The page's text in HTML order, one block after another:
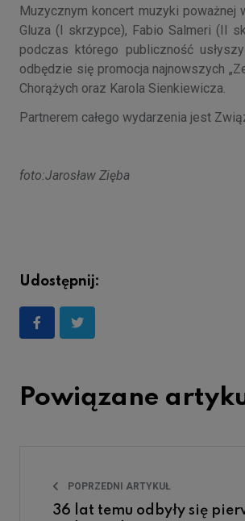
Muzycznym koncert muzyki poważnej
Gluza (I skrzypce), Fabio Salmeri (II
podczas którego publiczność
odbędzie się promocja najnowszych
Chorążych oraz Karola Sienkiewicza.
Partnerem całego wydarzenia jest
foto:Jarosław Zięba
Udostępnij:
Powiązane
POPRZEDNI ARTYKUŁ
36 lat temu odbyły się